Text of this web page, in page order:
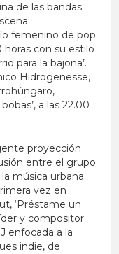
de las bandas
femenino de pop
horas con su estilo
para la bajona’.
Hidrogenesse,
a las 22.00
proyección
entre el grupo
música urbana
vez en
‘Préstame un
y compositor
enfocada a la
indie, de